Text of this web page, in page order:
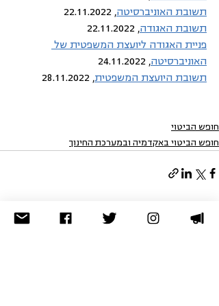
תשובת האוניברסיטה, 22.11.2022
תשובת האגודה, 22.11.2022
פניית האגודה ליועצת המשפטית של
האוניברסיטה, 24.11.2022
תשובת היועצת המשפטית, 28.11.2022
חופש הביטוי
חופש הביטוי באקדמיה ובמערכת החינוך
פוסטים אחרונים הצג הכול